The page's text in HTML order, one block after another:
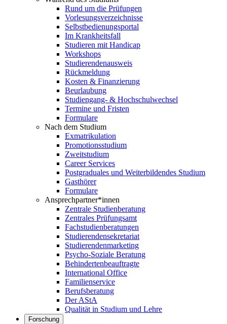
Rund um die Prüfungen
Vorlesungsverzeichnisse
Selbstbedienungsportal
Im Krankheitsfall
Studieren mit Handicap
Workshops
Studierendenausweis
Rückmeldung
Kosten & Finanzierung
Beurlaubung
Studiengang- & Hochschulwechsel
Termine und Fristen
Formulare
Nach dem Studium
Exmatrikulation
Promotionsstudium
Zweitstudium
Career Services
Postgraduales und Weiterbildendes Studium
Gasthörer
Formulare
Ansprechpartner*innen
Zentrale Studienberatung
Zentrales Prüfungsamt
Fachstudienberatungen
Studierendensekretariat
Studierendenmarketing
Psycho-Soziale Beratung
Behindertenbeauftragte
International Office
Familienservice
Berufsberatung
Der AStA
Qualität in Studium und Lehre
Forschung